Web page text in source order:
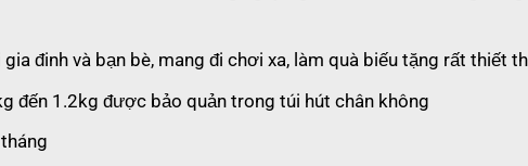
đinh và bạn bè, mang đi chơi xa, làm quà biếu tặng rất thiết
đến 1.2kg được bảo quản trong túi hút chân không